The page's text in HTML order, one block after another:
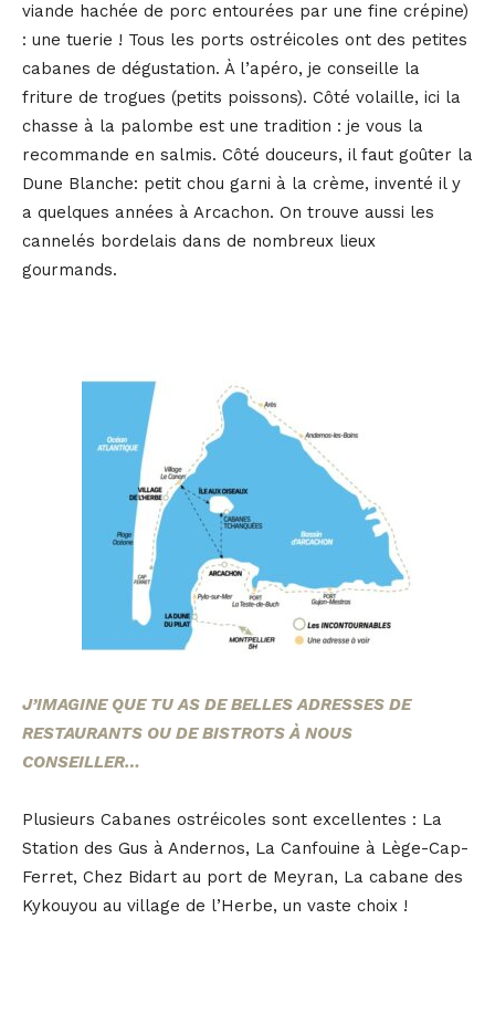
viande hachée de porc entourées par une fine crépine)
: une tuerie ! Tous les ports ostréicoles ont des petites
cabanes de dégustation. À l’apéro, je conseille la
friture de trogues (petits poissons). Côté volaille, ici la
chasse à la palombe est une tradition : je vous la
recommande en salmis. Côté douceurs, il faut goûter la
Dune Blanche: petit chou garni à la crème, inventé il y
a quelques années à Arcachon. On trouve aussi les
cannelés bordelais dans de nombreux lieux
gourmands.
J’IMAGINE QUE TU AS DE BELLES ADRESSES DE
RESTAURANTS OU DE BISTROTS À NOUS
CONSEILLER…
Plusieurs Cabanes ostréicoles sont excellentes : La
Station des Gus à Andernos, La Canfouine à Lège-Cap-
Ferret, Chez Bidart au port de Meyran, La cabane des
Kykouyou au village de l’Herbe, un vaste choix !